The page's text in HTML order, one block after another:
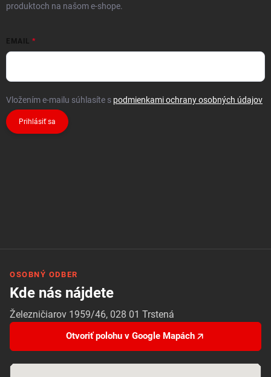
produktoch na našom e-shope.
EMAIL
Vložením e-mailu súhlasíte s podmienkami ochrany osobných údajov
Prihlásiť sa
OSOBNÝ ODBER
Kde nás nájdete
Železničiarov 1959/46, 028 01 Trstená
Otvoriť polohu v Google Mapách